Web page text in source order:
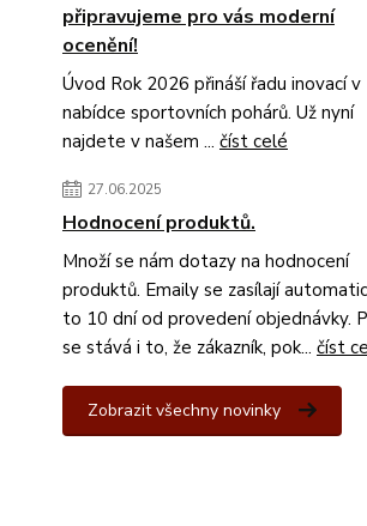
připravujeme pro vás moderní
ocenění!
Úvod Rok 2026 přináší řadu inovací v
nabídce sportovních pohárů. Už nyní
najdete v našem ... číst celé
27.06.2025
Hodnocení produktů.
Množí se nám dotazy na hodnocení
produktů. Emaily se zasílají
to 10 dní od provedení objednávky.
se stává i to, že zákazník, pok... číst
Zobrazit všechny novinky